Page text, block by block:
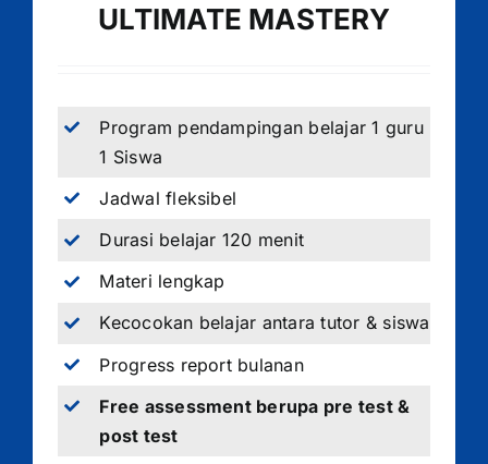
ULTIMATE MASTERY
Program pendampingan belajar 1 guru
1 Siswa
Jadwal fleksibel
Durasi belajar 120 menit
Materi lengkap
Kecocokan belajar antara tutor & siswa
Progress report bulanan
Free assessment berupa pre test &
post test